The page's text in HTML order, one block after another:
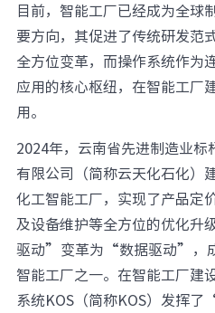
计算产业洞察
目前，智能工厂已经成为全球
要方向，其促进了传统研发范
全方位变革，而操作系统作为
应用的核心枢纽，在智能工厂
用。
2024年，云南省先进制造业
有限公司（简称云天化石化）
化工智能工厂，实现了产品定
及设备维护等全方位的优化
驱动”变革为“数据驱动”，
智能工厂之一。在智能工厂建
系统KOS（简称KOS）发挥